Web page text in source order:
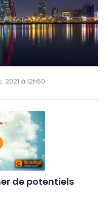
2021 à 12h50
de potentiels